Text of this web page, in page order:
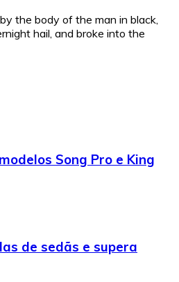
the body of the man in black,
hail, and broke into the
Song Pro e King
de sedãs e supera